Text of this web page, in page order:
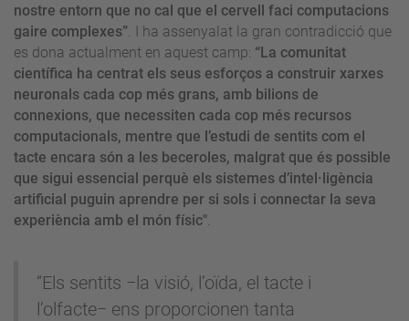
nostre entorn que no cal que el cervell faci computacions
gaire complexes” . I ha assenyalat la gran contradicció que
es dona actualment en aquest camp: “La comunitat
científica ha centrat els seus esforços a construir xarxes
neuronals cada cop més grans, amb bilions de
connexions, que necessiten cada cop més recursos
computacionals, mentre que l’estudi de sentits com el
tacte encara són a les beceroles, malgrat que és possible
que sigui essencial perquè els sistemes d’intel·ligència
artificial puguin aprendre per si sols i connectar la seva
experiència amb el món físic"
“Els sentits −la visió, l’oïda, el tacte i
l’olfacte− ens proporcionen tanta